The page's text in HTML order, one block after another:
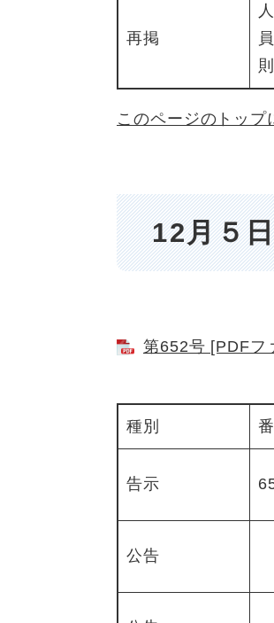
再掲
このページのトップ
12月５
第652号 [PDFフ
種別
告示
公告